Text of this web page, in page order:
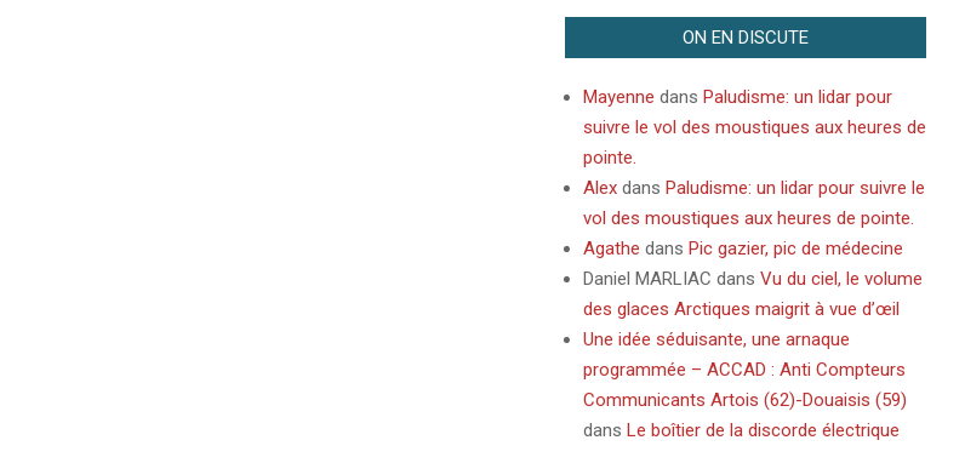
ON EN DISCUTE
Mayenne dans Paludisme: un lidar pour
suivre le vol des moustiques aux heures de
pointe.
Alexdans Paludisme: un lidar pour suivre le
vol des moustiques aux heures de pointe.
Agathe dans Pic gazier, pic de médecine
Daniel MARLIAC dans Vu du ciel, le volume
des glaces Arctiques maigrit à vue d’œil
Une idée séduisante, une arnaque
programmée – ACCAD : Anti Compteurs
Communicants Artois (62)-Douaisis (59)
dans Le boîtier de la discorde électrique